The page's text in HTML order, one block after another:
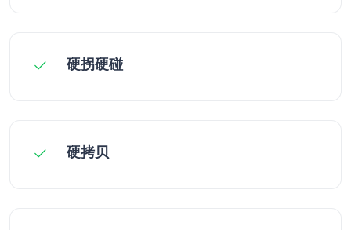
硬拐硬碰
硬拷贝